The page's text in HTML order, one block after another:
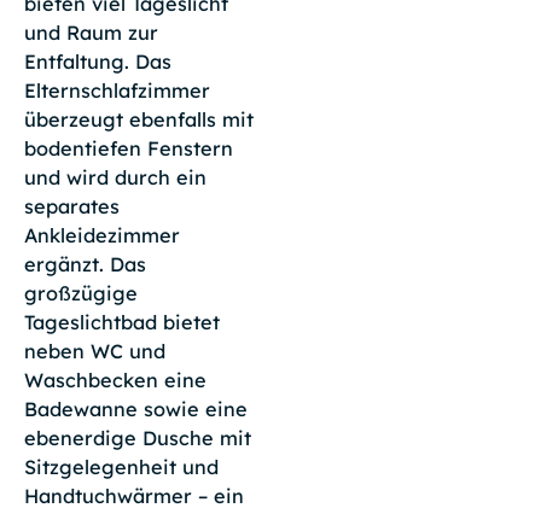
und Raum zur
Entfaltung. Das
Elternschlafzimmer
überzeugt ebenfalls mit
bodentiefen Fenstern
und wird durch ein
separates
Ankleidezimmer
ergänzt. Das
großzügige
Tageslichtbad bietet
neben WC und
Waschbecken eine
Badewanne sowie eine
ebenerdige Dusche mit
Sitzgelegenheit und
Handtuchwärmer – ein